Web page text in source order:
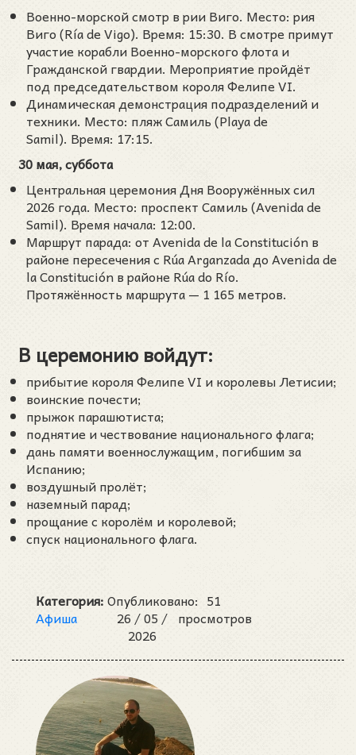
Военно-морской смотр в рии Виго. Место: рия
Виго (Ría de Vigo). Время: 15:30. В смотре примут
участие корабли Военно-морского флота и
Гражданской гвардии. Мероприятие пройдёт
под председательством короля Фелипе VI.
Динамическая демонстрация подразделений и
техники. Место: пляж Самиль (Playa de
Samil). Время: 17:15.
30 мая, суббота
Центральная церемония Дня Вооружённых сил
2026 года. Место: проспект Самиль (Avenida de
Samil). Время начала: 12:00.
Маршрут парада: от Avenida de la Constitución в
районе пересечения с Rúa Arganzada до Avenida de
la Constitución в районе Rúa do Río.
Протяжённость маршрута — 1 165 метров.
В церемонию войдут:
прибытие короля Фелипе VI и королевы Летисии;
воинские почести;
прыжок парашютиста;
поднятие и чествование национального флага;
дань памяти военнослужащим, погибшим за
Испанию;
воздушный пролёт;
наземный парад;
прощание с королём и королевой;
спуск национального флага.
Категория:
Афиша
Опубликовано:
26 /05 /
2026
51
просмотров